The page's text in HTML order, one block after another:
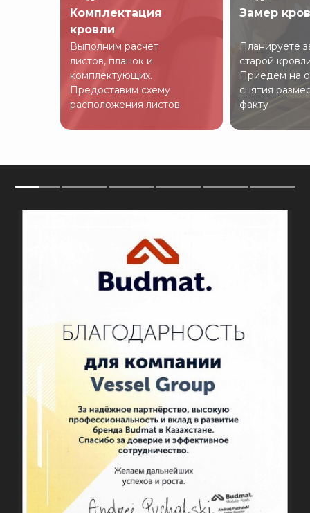
Комплектация
кровли
Выполним расчет
листов, планок и
комплектующих.
Предоставим схему
расположения листов
Замер
Планируете
старой
Приедем на
снятия
факту